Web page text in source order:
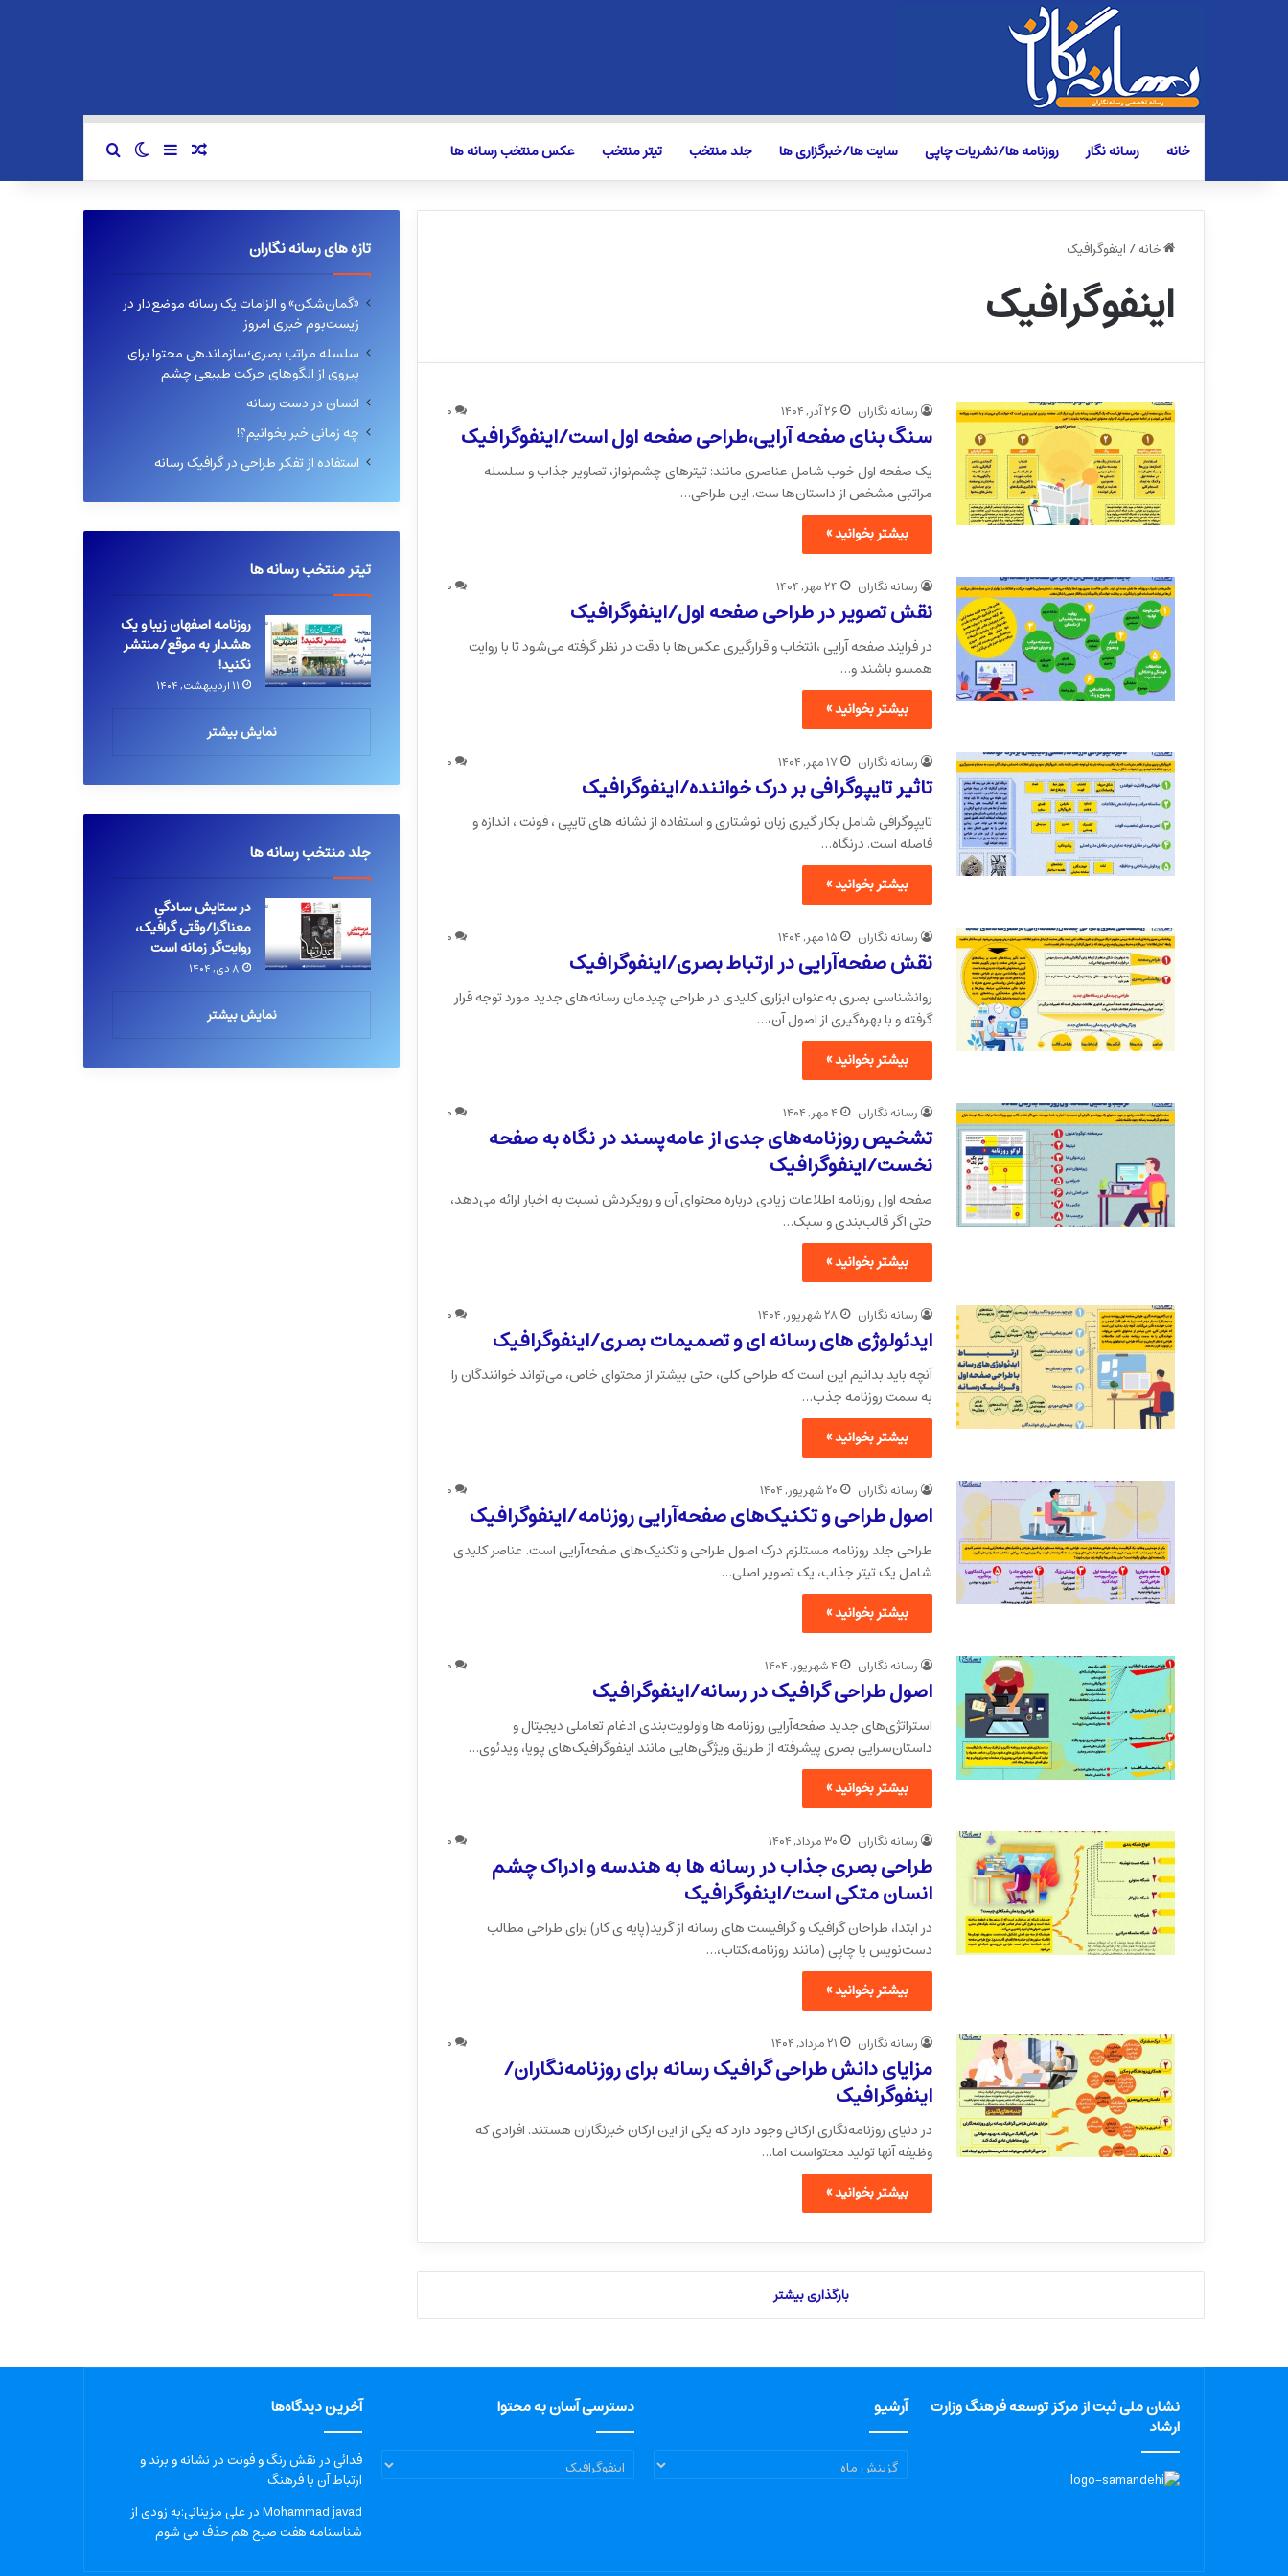
خانه رسانه نگار روزنامه ها/نشریات چاپی سایت ها/خبرگزاری ها جلد منتخب تیتر منتخب عکس منتخب رسانه ها نوشته تصادفی
سایدبارتغییر پوسته
خانه/ اینفوگرافیک
اینفوگرافیک
رسانه نگاران ۲۶ آذر, ۱۴۰۴ ۰
سنگ بنای صفحه آرایی،طراحی صفحه اول است/اینفوگرافیک
یک صفحه اول خوب شامل عناصری مانند: تیترهای چشم‌نواز، تصاویر جذاب و سلسله
مراتبی مشخص از داستان‌ها ست. این طراحی…
بیشتر بخوانید »
رسانه نگاران ۲۴ مهر, ۱۴۰۴ ۰
نقش تصویر در طراحی صفحه اول/اینفوگرافیک
در فرایند صفحه آرایی ،انتخاب و قرارگیری عکس‌ها با دقت در نظر گرفته می‌شود تا با روایت
همسو باشند و…
بیشتر بخوانید »
رسانه نگاران ۱۷ مهر, ۱۴۰۴ ۰
تاثیر تایپوگرافی بر درک خواننده/اینفوگرافیک
تایپوگرافی شامل بکار گیری زبان نوشتاری و استفاده از نشانه های تایپی ، فونت ، اندازه و
فاصله است. درنگاه…
بیشتر بخوانید »
رسانه نگاران ۱۵ مهر, ۱۴۰۴ ۰
نقش صفحه‌آرایی در ارتباط بصری/اینفوگرافیک
روانشناسی بصری به‌عنوان ابزاری کلیدی در طراحی چیدمان رسانه‌های جدید مورد توجه قرار
گرفته و با بهره‌گیری از اصول آن،…
بیشتر بخوانید »
رسانه نگاران ۴ مهر, ۱۴۰۴ ۰
تشخیص روزنامه‌های جدی از عامه‌پسند در نگاه به صفحه
نخست/اینفوگرافیک
صفحه اول روزنامه اطلاعات زیادی درباره محتوای آن و رویکردش نسبت به اخبار ارائه می‌دهد،
حتی اگر قالب‌بندی و سبک…
بیشتر بخوانید »
رسانه نگاران ۲۸ شهریور, ۱۴۰۴ ۰
ایدئولوژی های رسانه ای و تصمیمات بصری/اینفوگرافیک
آنچه باید بدانیم این است که طراحی کلی، حتی بیشتر از محتوای خاص، می‌تواند خوانندگان را
به سمت روزنامه جذب…
بیشتر بخوانید »
رسانه نگاران ۲۰ شهریور, ۱۴۰۴ ۰
اصول طراحی و تکنیک‌های صفحه‌آرایی روزنامه/اینفوگرافیک
طراحی جلد روزنامه مستلزم درک اصول طراحی و تکنیک‌های صفحه‌آرایی است. عناصر کلیدی
شامل یک تیتر جذاب، یک تصویر اصلی…
بیشتر بخوانید »
رسانه نگاران ۴ شهریور, ۱۴۰۴ ۰
اصول طراحی گرافیک در رسانه/اینفوگرافیک
استراتژی‌های جدید صفحه‌آرایی روزنامه ها واولویت‌بندی ادغام تعاملی دیجیتال و
داستان‌سرایی بصری پیشرفته از طریق ویژگی‌هایی مانند اینفوگرافیک‌های پویا، ویدئوی…
بیشتر بخوانید »
رسانه نگاران ۳۰ مرداد, ۱۴۰۴ ۰
طراحی بصری جذاب در رسانه ها به هندسه و ادراک چشم
انسان متکی است/اینفوگرافیک
در ابتدا، طراحان گرافیک و گرافیست های رسانه از گرید(پایه ی کار) برای طراحی مطالب
دست‌نویس یا چاپی (مانند روزنامه،کتاب،…
بیشتر بخوانید »
رسانه نگاران ۲۱ مرداد, ۱۴۰۴ ۰
مزایای دانش طراحی گرافیک رسانه برای روزنامه‌نگاران/
اینفوگرافیک
در دنیای روزنامه‌نگاری ارکانی وجود دارد که یکی از این ارکان خبرنگاران هستند. افرادی که
وظیفه آنها تولید محتواست اما…
بیشتر بخوانید »
بارگذاری بیشتر
تازه های رسانه نگاران
«گمان‌شکن» و الزامات یک رسانه موضع‌دار در
زیست‌بوم خبری امروز
سلسله مراتب بصری؛سازماندهی محتوا برای
پیروی از الگوهای حرکت طبیعی چشم
انسان در دست رسانه
چه زمانی خبر بخوانیم؟!
استفاده از تفکر طراحی در گرافیک رسانه
تیتر منتخب رسانه ها
روزنامه اصفهان زیبا و یک
هشدار به موقع/منتشر
نکنید!
۱۱ اردیبهشت, ۱۴۰۴
نمایش بیشتر
جلد منتخب رسانه ها
در ستایش سادگیِ
معناگرا/وقتی گرافیک،
روایت‌گر زمانه است
۸ دی, ۱۴۰۴
نمایش بیشتر
نشان ملی ثبت از مرکز توسعه فرهنگ وزارت
ارشاد
آرشیو
آرشیو
دسترسی آسان به محتوا
دسترسی
آسان
آخرین دیدگاه‌ها
فدائیدرنقش رنگ و فونت در نشانه و برند و
ارتباط آن با فرهنگ
Mohammad javadدرعلی مزینانی:به زودی از
شناسنامه هفت صبح هم حذف می شوم